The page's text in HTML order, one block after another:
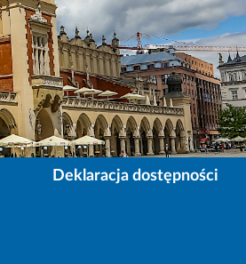
Deklaracja dostępności